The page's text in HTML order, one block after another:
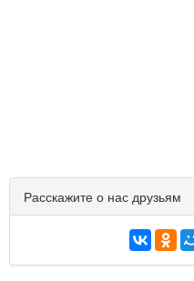
Расскажите о нас друзьям